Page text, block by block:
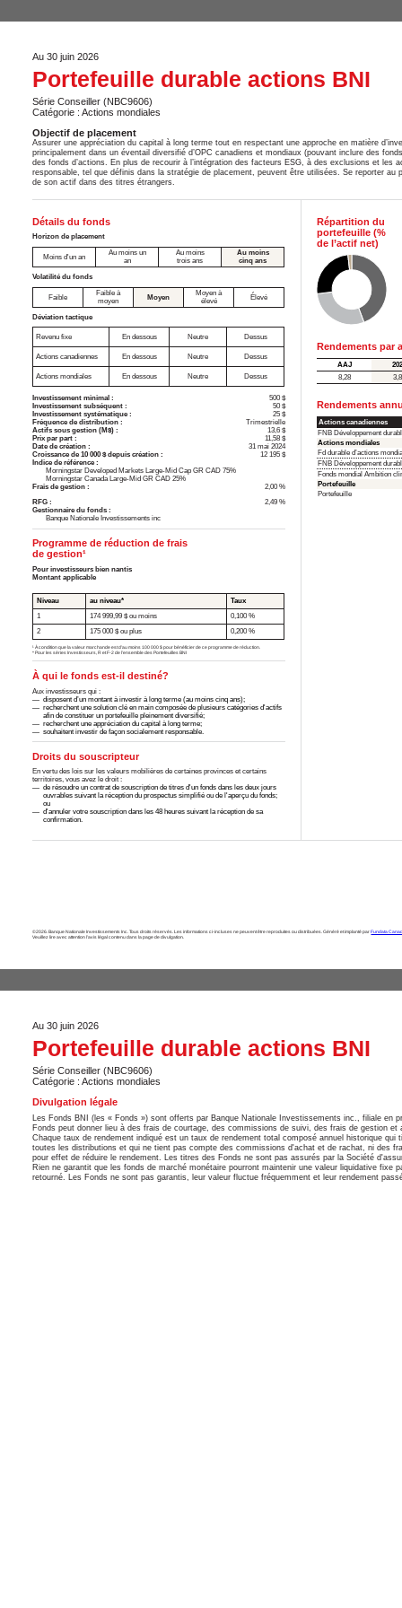
Au 30 juin 2026
Portefeuille durable actions BNI
Série Conseiller (NBC9606)
Catégorie : Actions mondiales
Objectif de placement
Assurer une appréciation du capital à long terme tout en respectant une approche en matière
principalement dans un éventail diversifié d’OPC canadiens et mondiaux (pouvant inclure des
des fonds d’actions. En plus de recourir à l’intégration des facteurs ESG, à des exclusions et
responsable, tel que définis dans la stratégie de placement, peuvent être utilisées. Se reporter
de son actif dans des titres étrangers.
Détails du fonds
Horizon de placement
Moins d'un an
Au moins un
an
Au moins
trois ans
Au moins
cinq ans
Volatilité du fonds
Faible
Faible à
moyen
Moyen
Moyen à
élevé
Élevé
Déviation tactique
Revenu fixe En dessous Neutre Dessus
Actions canadiennes En dessous Neutre Dessus
Actions mondiales En dessous Neutre Dessus
Investissement minimal :
500 $
Investissement subséquent :
50 $
Investissement systématique :
25 $
Fréquence de distribution :
Trimestrielle
Actifs sous gestion (M$) :
13,6 $
Prix par part :
11,58 $
Date de création :
31 mai 2024
Croissance de 10 000 $ depuis création :
12 195 $
Indice de référence :
Morningstar Developed Markets Large-Mid Cap GR CAD 75%
Morningstar Canada Large-Mid GR CAD 25%
Frais de gestion :
2,00 %
RFG :
2,49 %
Gestionnaire du fonds :
Banque Nationale Investissements inc
Programme de réduction de frais
de gestion¹
Pour investisseurs bien nantis
Montant applicable
Niveau au niveau*
Taux
1
174 999,99 $ ou moins
0,100 %
2
175 000 $ ou plus 0,200 %
¹ À condition que la valeur marchande est d’au moins 100 000 $ pour bénéficier de ce programme de réduction.
* Pour les séries Investisseurs, R et F-2 de l’ensemble des Portefeuilles BNI
À qui le fonds est-il destiné?
Aux investisseurs qui :
disposent d’un montant à investir à long terme (au moins cinq ans);
recherchent une solution clé en main composée de plusieurs catégories d'actifs
afin de constituer un portefeuille pleinement diversifié;
recherchent une appréciation du capital à long terme;
souhaitent investir de façon socialement responsable.
Droits du souscripteur
En vertu des lois sur les valeurs mobilières de certaines provinces et certains
territoires, vous avez le droit :
de résoudre un contrat de souscription de titres d'un fonds dans les deux jours
ouvrables suivant la réception du prospectus simplifié ou de l'aperçu du fonds;
ou
d'annuler votre souscription dans les 48 heures suivant la réception de sa
confirmation.
Répartition du
portefeuille (%
de l’actif net)
Rendements par
AAJ
8,28
Rendements
Actions canadiennes
FNB Développement
Actions mondiales
Fd durable d’actions
FNB Développement
Fonds mondial Ambition
Portefeuille
Portefeuille
©2026. Banque Nationale Investissements Inc. Tous droits réservés. Les informations ci-incluses ne peuvent être reproduites ou distribuées. Généré et implanté parFundata
Veuillez lire avec attention l’avis légal contenu dans la page de divulgation.
Au 30 juin 2026
Portefeuille durable actions BNI
Série Conseiller (NBC9606)
Catégorie : Actions mondiales
Divulgation légale
Les Fonds BNI (les « Fonds ») sont offerts par Banque Nationale Investissements inc., filiale en
Fonds peut donner lieu à des frais de courtage, des commissions de suivi, des frais de gestion
Chaque taux de rendement indiqué est un taux de rendement total composé annuel historique
toutes les distributions et qui ne tient pas compte des commissions d'achat et de rachat, ni des
pour effet de réduire le rendement. Les titres des Fonds ne sont pas assurés par la Société
Rien ne garantit que les fonds de marché monétaire pourront maintenir une valeur liquidative
retourné. Les Fonds ne sont pas garantis, leur valeur fluctue fréquemment et leur rendement